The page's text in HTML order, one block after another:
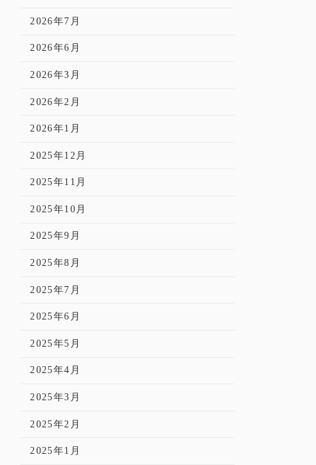
2026年7月
2026年6月
2026年3月
2026年2月
2026年1月
2025年12月
2025年11月
2025年10月
2025年9月
2025年8月
2025年7月
2025年6月
2025年5月
2025年4月
2025年3月
2025年2月
2025年1月